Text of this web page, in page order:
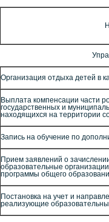
Организация отдыха детей в
Выплата компенсации части
государственных и
находящихся на территории
Запись на обучение по
Прием заявлений о
образовательные
программы общего
Постановка на учет и
реализующие